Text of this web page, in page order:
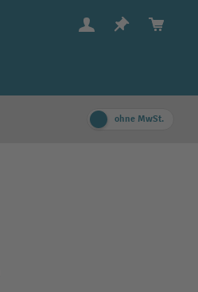
ohne MwSt.